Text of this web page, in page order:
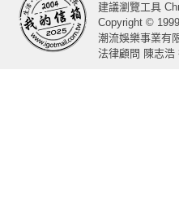
建議瀏覽工具
Copyright ©
潮流娛樂事業有
法律顧問 陳志浩